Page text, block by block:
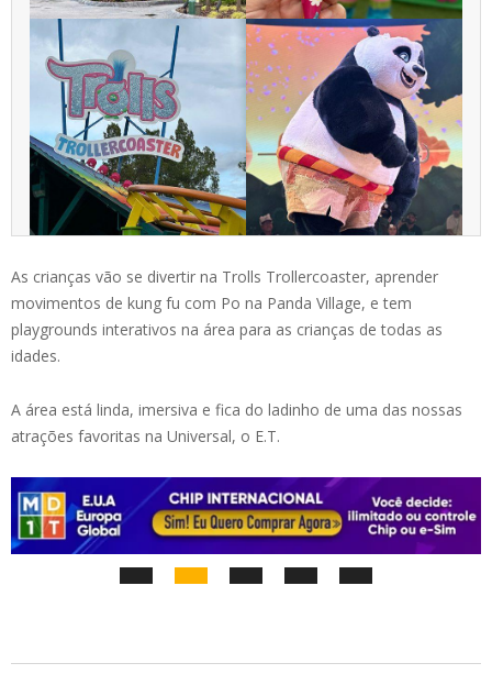
As crianças vão se divertir na Trolls Trollercoaster, aprender
movimentos de kung fu com Po na Panda Village, e tem
playgrounds interativos na área para as crianças de todas as
idades.
A área está linda, imersiva e fica do ladinho de uma das nossas
atrações favoritas na Universal, o E.T.